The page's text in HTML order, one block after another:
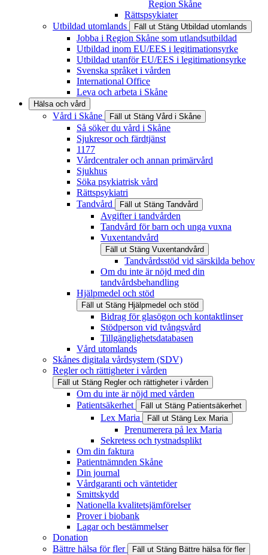
Region Skåne
Rättspsykiater
Utbildad utomlands
Fäll ut Stäng Utbildad utomlands
Jobba i Region Skåne som utlandsutbildad
Utbildad inom EU/EES i legitimationsyrke
Utbildad utanför EU/EES i legitimationsyrke
Svenska språket i vården
International Office
Leva och arbeta i Skåne
Hälsa och vård
Vård i Skåne Fäll ut Stäng Vård i Skåne
Så söker du vård i Skåne
Sjukresor och färdtjänst
1177
Vårdcentraler och annan primärvård
Sjukhus
Söka psykiatrisk vård
Rättspsykiatri
Tandvård
Fäll ut Stäng Tandvård
Avgifter i tandvården
Tandvård för barn och unga vuxna
Vuxentandvård
Fäll ut Stäng Vuxentandvård
Tandvårdsstöd vid särskilda behov
Om du inte är nöjd med din
tandvårdsbehandling
Hjälpmedel och stöd
Fäll ut Stäng Hjälpmedel och stöd
Bidrag för glasögon och kontaktlinser
Stödperson vid tvångsvård
Tillgänglighetsdatabasen
Vård utomlands
Skånes digitala vårdsystem (SDV)
Regler och rättigheter i vården
Fäll ut Stäng Regler och rättigheter i vården
Om du inte är nöjd med vården
Patientsäkerhet
Fäll ut Stäng Patientsäkerhet
Lex Maria Fäll ut Stäng Lex Maria
Prenumerera på lex Maria
Sekretess och tystnadsplikt
Om din faktura
Patientnämnden Skåne
Din journal
Vårdgaranti och väntetider
Smittskydd
Nationella kvalitetsjämförelser
Prover i biobank
Lagar och bestämmelser
Donation
Bättre hälsa för fler
Fäll ut Stäng Bättre hälsa för fler